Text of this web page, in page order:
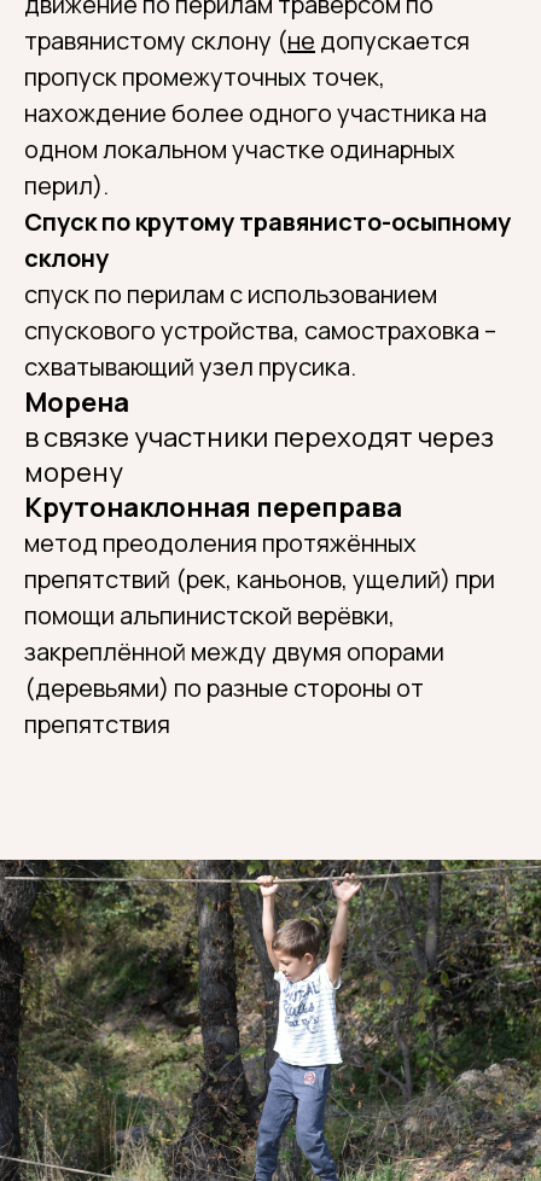
травянистому склону (не допускается
пропуск промежуточных точек,
нахождение более одного участника на
одном локальном участке одинарных
перил).
Спуск по крутому травянисто-осыпному
склону
спуск по перилам с использованием
спускового устройства, самостраховка –
схватывающий узел прусика.
Морена
в связке участники переходят через
морену
Крутонаклонная переправа
метод преодоления протяжённых
препятствий (рек, каньонов, ущелий) при
помощи альпинистской верёвки,
закреплённой между двумя опорами
(деревьями) по разные стороны от
препятствия